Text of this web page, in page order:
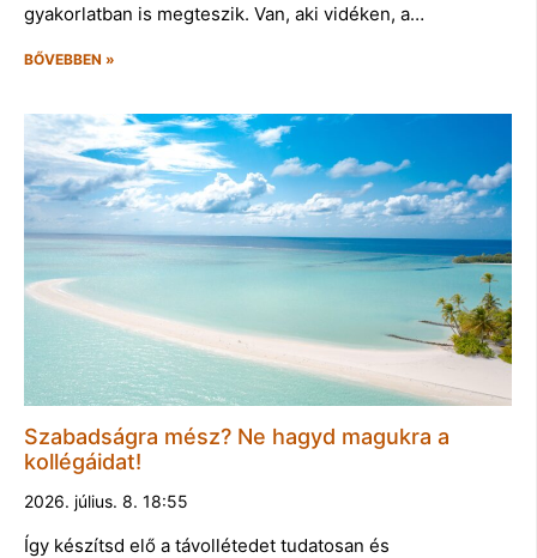
gyakorlatban is megteszik. Van, aki vidéken, a…
BŐVEBBEN »
Szabadságra mész? Ne hagyd magukra a
kollégáidat!
2026. július. 8. 18:55
Így készítsd elő a távollétedet tudatosan és